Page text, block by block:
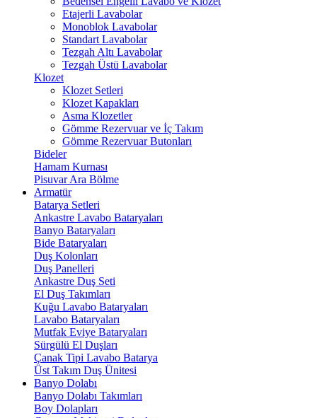
Etajerli Lavabolar
Monoblok Lavabolar
Standart Lavabolar
Tezgah Altı Lavabolar
Tezgah Üstü Lavabolar
Klozet
Klozet Setleri
Klozet Kapakları
Asma Klozetler
Gömme Rezervuar ve İç Takım
Gömme Rezervuar Butonları
Bideler
Hamam Kurnası
Pisuvar Ara Bölme
Armatür
Batarya Setleri
Ankastre Lavabo Bataryaları
Banyo Bataryaları
Bide Bataryaları
Duş Kolonları
Duş Panelleri
Ankastre Duş Seti
El Duş Takımları
Kuğu Lavabo Bataryaları
Lavabo Bataryaları
Mutfak Eviye Bataryaları
Sürgülü El Duşları
Çanak Tipi Lavabo Batarya
Üst Takım Duş Ünitesi
Banyo Dolabı
Banyo Dolabı Takımları
Boy Dolapları